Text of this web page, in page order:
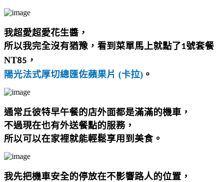
我超愛超愛花生醬，
所以我完全沒有猶豫，看到菜單馬上就點了1號套餐
NT85 ，
陽光法式厚切總匯佐蘋果片 (卡拉) 。
通常丘彼特早午餐的店外面都是滿滿的機車，
不過現在也有外送餐點的服務，
所以可以在家裡就能輕鬆享用到美食。
我先把機車安全的停放在不影響路人的位置，